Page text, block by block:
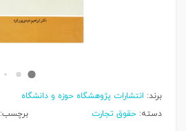
برند: انتشارات پژوهشگاه حوزه و دانشگاه
دسته: حقوق تجارت برچسب: